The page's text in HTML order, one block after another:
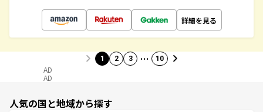
詳細を見る
1 2 3 … 10
AD
AD
人気の国と地域から探す